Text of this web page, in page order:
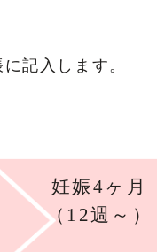
記入します。
妊娠4ヶ月
（12週～）